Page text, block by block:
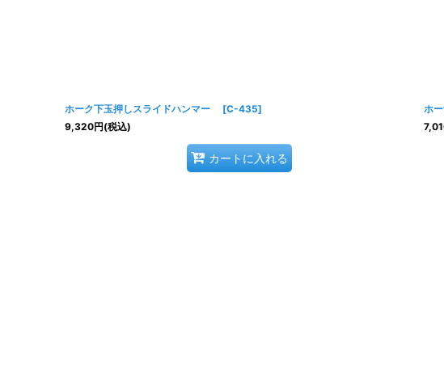
ホーク下玉押しスライドハンマー [C-435]
9,320円(税込)
カートに入れる
ホ